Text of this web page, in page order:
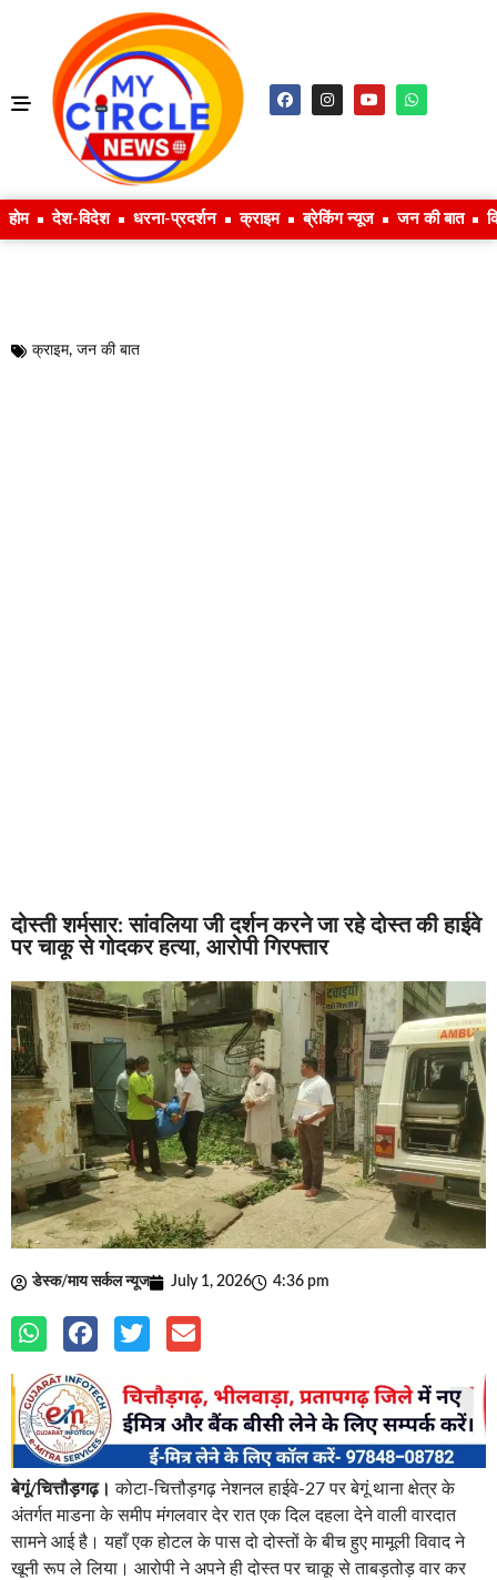
होम देश-विदेश धरना-प्रदर्शन क्राइम ब्रेकिंग न्यूज जन की बात
क्राइम, जन की बात
दोस्ती शर्मसार: सांवलिया जी दर्शन करने जा रहे दोस्त की हाईवे
पर चाकू से गोदकर हत्या, आरोपी गिरफ्तार
डेस्क/माय सर्कल न्यूज July 1, 2026 4:36 pm
बेगूं/चित्तौड़गढ़। कोटा-चित्तौड़गढ़ नेशनल हाईवे-27 पर बेगूं थाना क्षेत्र के
अंतर्गत माडना के समीप मंगलवार देर रात एक दिल दहला देने वाली वारदात
सामने आई है। यहाँ एक होटल के पास दो दोस्तों के बीच हुए मामूली विवाद ने
खूनी रूप ले लिया। आरोपी ने अपने ही दोस्त पर चाकू से ताबड़तोड़ वार कर